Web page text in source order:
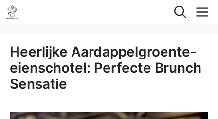
Ga
naar
inhoud
Heerlijke Aardappelgroente-
eienschotel: Perfecte Brunch
Sensatie